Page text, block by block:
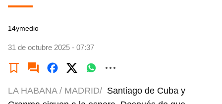
14ymedio
31 de octubre 2025 - 07:37
LA HABANA / MADRID/ Santiago de Cuba y